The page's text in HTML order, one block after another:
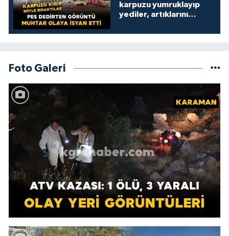
karpuzu yumruklayıp
yediler, artıklarını
Foto Galeri